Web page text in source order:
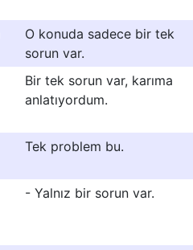
O konuda sadece bir tek
sorun var.
Bir tek sorun var, karıma
anlatıyordum.
Tek problem bu.
- Yalnız bir sorun var.